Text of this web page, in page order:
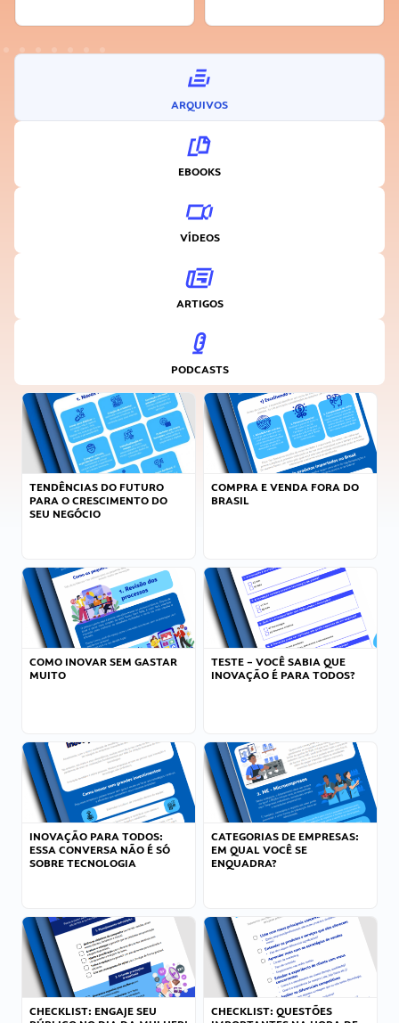
ARQUIVOS
EBOOKS
VÍDEOS
ARTIGOS
PODCASTS
TENDÊNCIAS DO FUTURO
PARA O CRESCIMENTO DO
SEU NEGÓCIO
COMPRA E VENDA FORA DO
BRASIL
COMO INOVAR SEM GASTAR
MUITO
TESTE – VOCÊ SABIA QUE
INOVAÇÃO É PARA TODOS?
INOVAÇÃO PARA TODOS:
ESSA CONVERSA NÃO É SÓ
SOBRE TECNOLOGIA
CATEGORIAS DE EMPRESAS:
EM QUAL VOCÊ SE
ENQUADRA?
CHECKLIST: ENGAJE SEU
CHECKLIST: QUESTÕES